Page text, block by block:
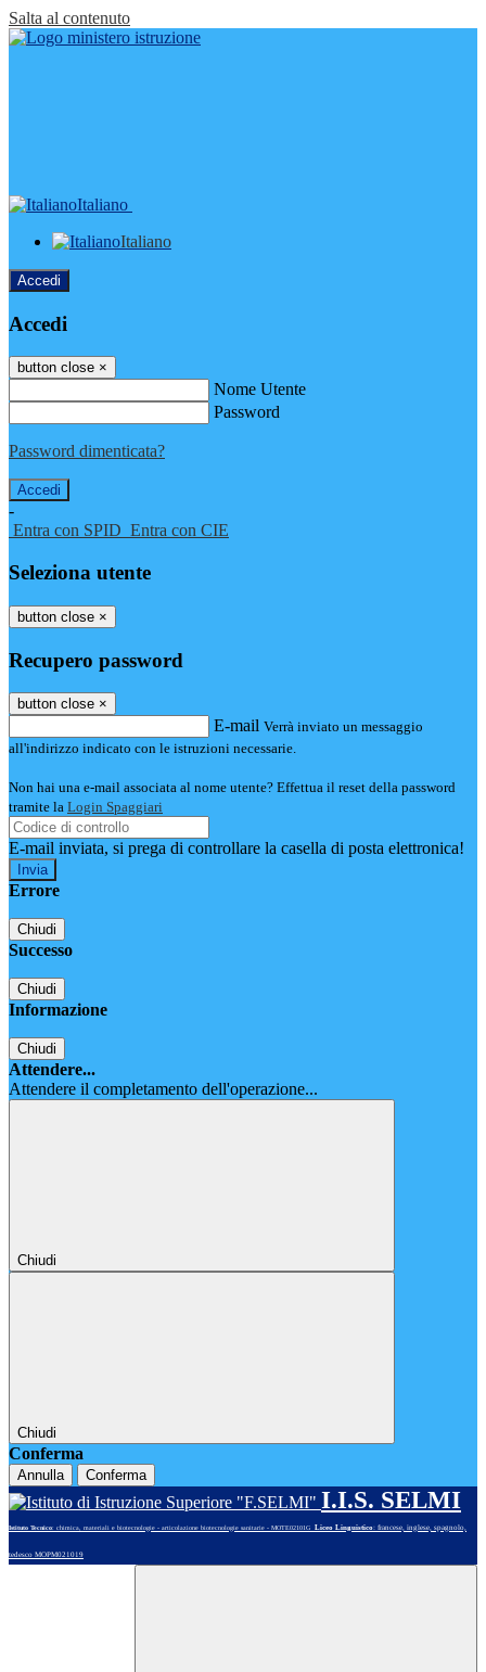
Salta al contenuto
Italiano
Italiano
Accedi
Accedi
button close ×
Nome Utente
Password
Password dimenticata?
-
Entra con SPID Entra con CIE
Seleziona utente
button close ×
Recupero password
button close ×
E-mail Verrà inviato un messaggio
all'indirizzo indicato con le istruzioni necessarie.
Non hai una e-mail associata al nome utente? Effettua il reset della password
tramite la Login Spaggiari
E-mail inviata, si prega di controllare la casella di posta elettronica!
Errore
Chiudi
Successo
Chiudi
Informazione
Chiudi
Attendere...
Attendere il completamento dell'operazione...
Chiudi
Chiudi
Conferma
Annulla Conferma
I.I.S. SELMI
Istituto Tecnico: chimica, materiali e biotecnologie - articolazione biotecnologie sanitarie - MOTE02101G Liceo Linguistico: francese, inglese, spagnolo,
tedesco MOPM021019